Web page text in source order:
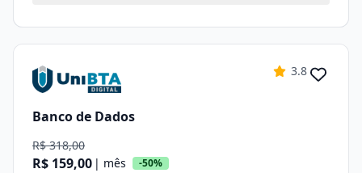
3.8
Banco de Dados
R$ 318,00
R$ 159,00 | mês -50%